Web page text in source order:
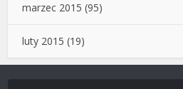
marzec 2015 (95)
luty 2015 (19)